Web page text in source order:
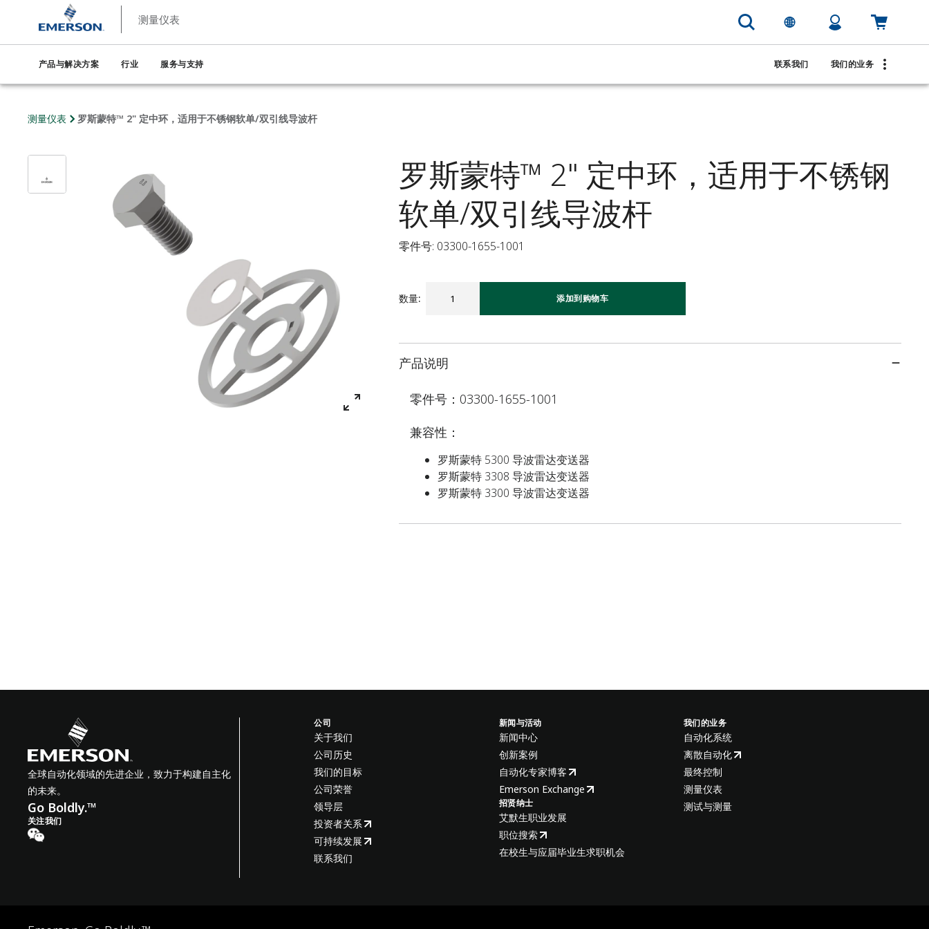
测量仪表
产品与解决方案 行业 服务与支持 联系我们 我们的业务
测量仪表 罗斯蒙特™ 2" 定中环，适用于不锈钢软单/双引线导波杆
罗斯蒙特™ 2" 定中环，适用于不锈钢
软单/双引线导波杆
零件号: 03300-1655-1001
数量: 添加到购物车
产品说明
零件号：03300-1655-1001
兼容性：
罗斯蒙特 5300 导波雷达变送器
罗斯蒙特 3308 导波雷达变送器
罗斯蒙特 3300 导波雷达变送器
全球自动化领域的先进企业，致力于构建自主化
的未来。
Go Boldly.™
关注我们
公司
关于我们
公司历史
我们的目标
公司荣誉
领导层
投资者关系
可持续发展
联系我们
新闻与活动
新闻中心
创新案例
自动化专家博客
Emerson Exchange
招贤纳士
艾默生职业发展
职位搜索
在校生与应届毕业生求职机会
我们的业务
自动化系统
离散自动化
最终控制
测量仪表
测试与测量